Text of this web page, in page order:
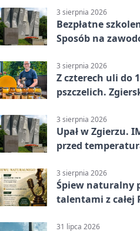
3 sierpnia 2026
Bezpłatne
Sposób na
3 sierpnia 2026
Z czterech uli do
pszczelich.
3 sierpnia 2026
Upał w Zgierzu.
przed
3 sierpnia 2026
Śpiew naturalny
talentami z całej
31 lipca 2026